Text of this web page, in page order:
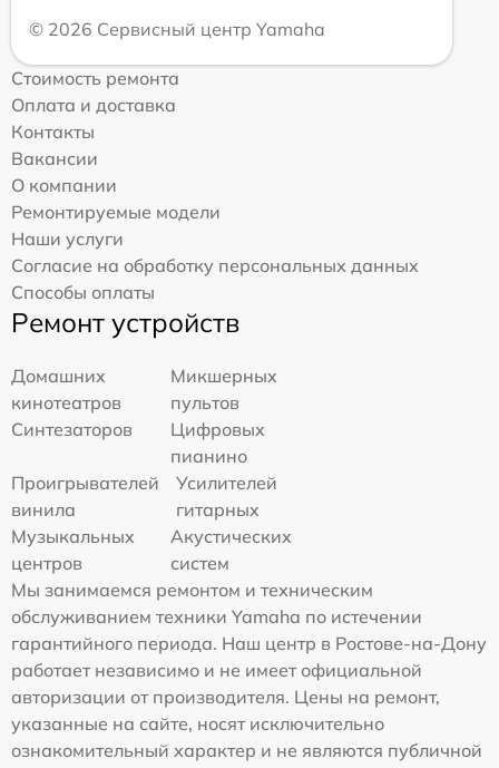
© 2026 Сервисный центр Yamaha
Стоимость ремонта
Оплата и доставка
Контакты
Вакансии
О компании
Ремонтируемые модели
Наши услуги
Согласие на обработку персональных данных
Способы оплаты
Ремонт устройств
Домашних
кинотеатров
Микшерных
пультов
Синтезаторов
Цифровых
пианино
Проигрывателей
винила
Усилителей
гитарных
Музыкальных
центров
Акустических
систем
Мы занимаемся ремонтом и техническим
обслуживанием техники Yamaha по истечении
гарантийного периода. Наш центр в Ростове-на-Дону
работает независимо и не имеет официальной
авторизации от производителя. Цены на ремонт,
указанные на сайте, носят исключительно
ознакомительный характер и не являются публичной